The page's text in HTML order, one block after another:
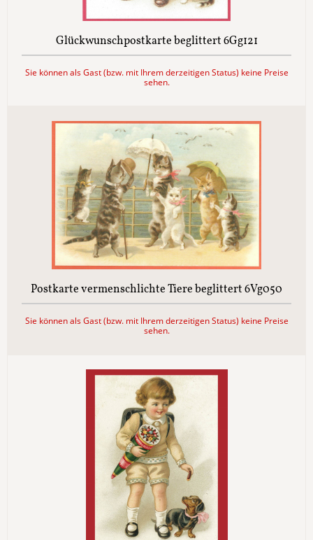
Glückwunschpostkarte beglittert 6Gg121
Sie können als Gast (bzw. mit Ihrem derzeitigen Status) keine Preise
sehen.
Postkarte vermenschlichte Tiere beglittert 6Vg050
Sie können als Gast (bzw. mit Ihrem derzeitigen Status) keine Preise
sehen.